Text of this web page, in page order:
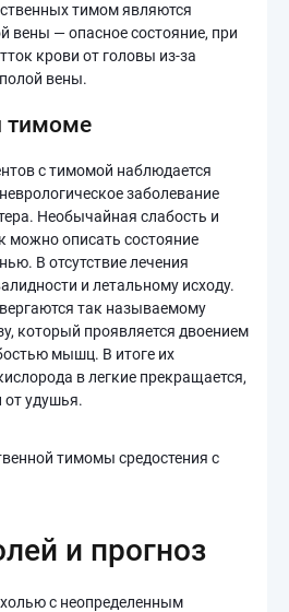
тимом являются
вены — опасное состояние, при
крови от головы из-за
вены.
тимоме
с тимомой наблюдается
заболевание
Необычайная слабость и
описать состояние
В отсутствие лечения
и летальному исходу.
так называемому
который проявляется двоением
мышц. В итоге их
в легкие прекращается,
от удушья.
и прогноз
с неопределенным